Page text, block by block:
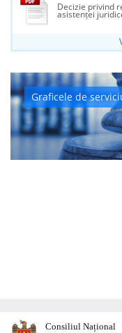
Decizie privind
asistenței
Graficele de
Consiliul Național